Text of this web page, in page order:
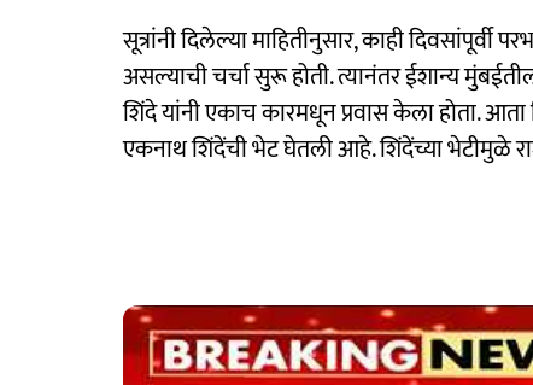
सूत्रांनी दिलेल्या माहितीनुसार, काही
असल्याची चर्चा सुरू होती. त्यानंतर ईशान्य
शिंदे यांनी एकाच कारमधून प्रवास केला होता.
एकनाथ शिंदेंची भेट घेतली आहे. शिंदेंच्या भेटीमुळे